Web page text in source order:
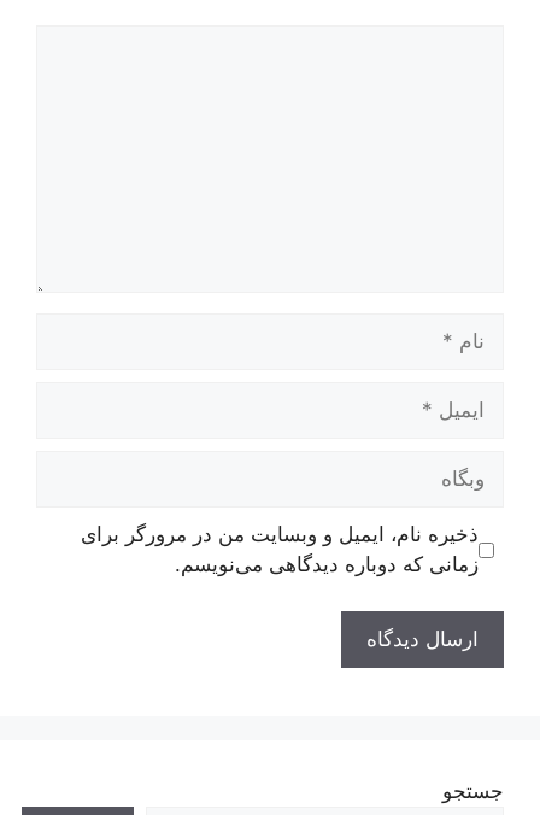
ایمیل
وبگاه
ذخیره نام، ایمیل و وبسایت من در مرورگر برای
زمانی که دوباره دیدگاهی می‌نویسم.
جستجو